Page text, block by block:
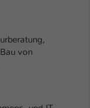
von
eine zufällig